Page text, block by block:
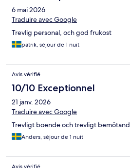
6 mai 2026
Traduire avec Google
Trevlig personal, och god frukost
patrik, séjour de 1 nuit
Avis vérifié
10/10 Exceptionnel
21 janv. 2026
Traduire avec Google
Trevligt boende och trevligt
Anders, séjour de 1 nuit